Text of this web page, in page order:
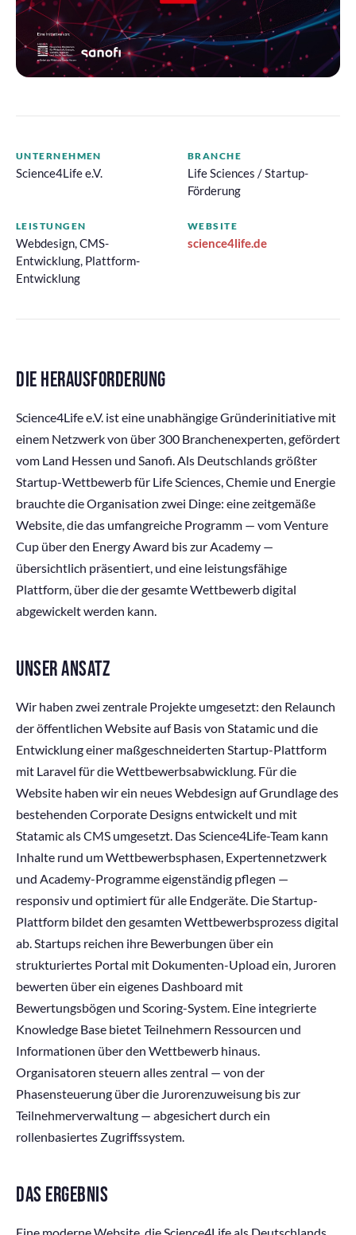
UNTERNEHMEN
Science4Life e.V.
BRANCHE
Life Sciences / Startup-
Förderung
LEISTUNGEN
Webdesign, CMS-
Entwicklung, Plattform-
Entwicklung
WEBSITE
science4life.de
DIE HERAUSFORDERUNG
Science4Life e.V. ist eine unabhängige Gründerinitiative mit
einem Netzwerk von über 300 Branchenexperten, gefördert
vom Land Hessen und Sanofi. Als Deutschlands größter
Startup-Wettbewerb für Life Sciences, Chemie und Energie
brauchte die Organisation zwei Dinge: eine zeitgemäße
Website, die das umfangreiche Programm — vom Venture
Cup über den Energy Award bis zur Academy —
übersichtlich präsentiert, und eine leistungsfähige
Plattform, über die der gesamte Wettbewerb digital
abgewickelt werden kann.
UNSER ANSATZ
Wir haben zwei zentrale Projekte umgesetzt: den Relaunch
der öffentlichen Website auf Basis von Statamic und die
Entwicklung einer maßgeschneiderten Startup-Plattform
mit Laravel für die Wettbewerbsabwicklung. Für die
Website haben wir ein neues Webdesign auf Grundlage des
bestehenden Corporate Designs entwickelt und mit
Statamic als CMS umgesetzt. Das Science4Life-Team kann
Inhalte rund um Wettbewerbsphasen, Expertennetzwerk
und Academy-Programme eigenständig pflegen —
responsiv und optimiert für alle Endgeräte. Die Startup-
Plattform bildet den gesamten Wettbewerbsprozess digital
ab. Startups reichen ihre Bewerbungen über ein
strukturiertes Portal mit Dokumenten-Upload ein, Juroren
bewerten über ein eigenes Dashboard mit
Bewertungsbögen und Scoring-System. Eine integrierte
Knowledge Base bietet Teilnehmern Ressourcen und
Informationen über den Wettbewerb hinaus.
Organisatoren steuern alles zentral — von der
Phasensteuerung über die Jurorenzuweisung bis zur
Teilnehmerverwaltung — abgesichert durch ein
rollenbasiertes Zugriffssystem.
DAS ERGEBNIS